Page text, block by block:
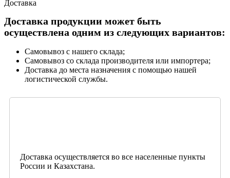
Доставка
Доставка продукции может быть
осуществлена одним из следующих вариантов:
Самовывоз с нашего склада;
Самовывоз со склада производителя или импортера;
Доставка до места назначения с помощью нашей
логистической службы.
Доставка осуществляется во все населенные пункты
России и Казахстана.